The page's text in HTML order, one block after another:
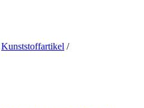
Kunststoffartikel /